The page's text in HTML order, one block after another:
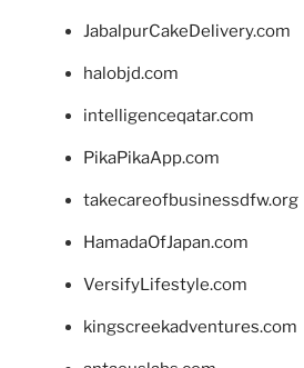
JabalpurCakeDelivery.com
halobjd.com
intelligenceqatar.com
PikaPikaApp.com
takecareofbusinessdfw.org
HamadaOfJapan.com
VersifyLifestyle.com
kingscreekadventures.com